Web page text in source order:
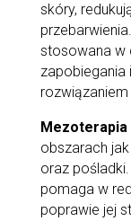
skóry,
przebarwienia.
stosowana w
zapobiegania
Mezoterapia
obszarach jak
oraz
pomaga w
poprawie jej